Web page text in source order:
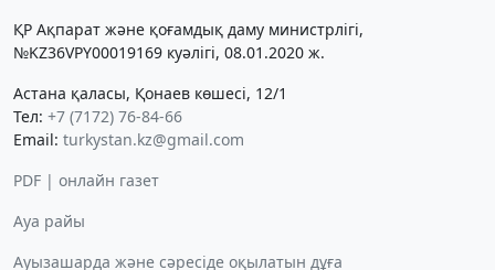
ҚР Ақпарат және қоғамдық даму министрлігі,
№KZ36VPY00019169 куәлігі, 08.01.2020 ж.
Астана қаласы, Қонаев көшесі, 12/1
Тел: +7 (7172) 76-84-66
Email: turkystan.kz@gmail.com
PDF | онлайн газет
Ауа райы
Ауызашарда және сәресіде оқылатын дұға